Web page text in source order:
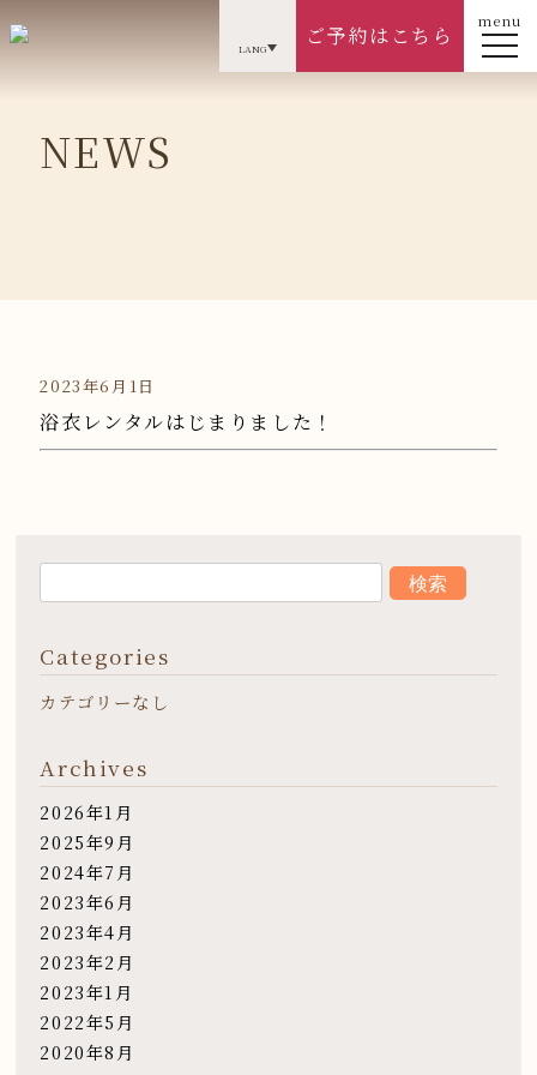
menu
ご予約はこちら
LANG
NEWS
2023年6月1日
浴衣レンタルはじまりました！
Categories
カテゴリーなし
Archives
2026年1月
2025年9月
2024年7月
2023年6月
2023年4月
2023年2月
2023年1月
2022年5月
2020年8月